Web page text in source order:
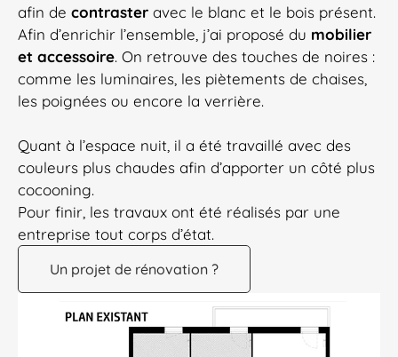
afin de contraster avec le blanc et le bois présent.
Afin d’enrichir l’ensemble, j’ai proposé du mobilier
et accessoire. On retrouve des touches de noires :
comme les luminaires, les piètements de chaises,
les poignées ou encore la verrière.
Quant à l’espace nuit, il a été travaillé avec des
couleurs plus chaudes afin d’apporter un côté plus
cocooning.
Pour finir, les travaux ont été réalisés par une
entreprise tout corps d’état.
Un projet de rénovation ?